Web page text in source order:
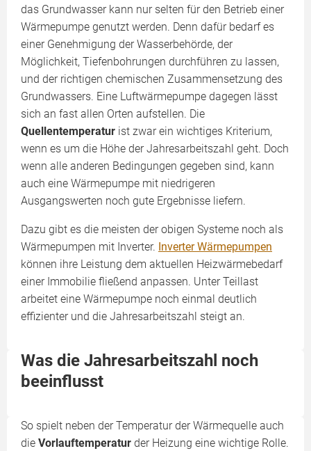
das Grundwasser kann nur selten für den Betrieb einer
Wärmepumpe genutzt werden. Denn dafür bedarf es
einer Genehmigung der Wasserbehörde, der
Möglichkeit, Tiefenbohrungen durchführen zu lassen,
und der richtigen chemischen Zusammensetzung des
Grundwassers. Eine Luftwärmepumpe dagegen lässt
sich an fast allen Orten aufstellen. Die
Quellentemperatur ist zwar ein wichtiges Kriterium,
wenn es um die Höhe der Jahresarbeitszahl geht. Doch
wenn alle anderen Bedingungen gegeben sind, kann
auch eine Wärmepumpe mit niedrigeren
Ausgangswerten noch gute Ergebnisse liefern.
Dazu gibt es die meisten der obigen Systeme noch als
Wärmepumpen mit Inverter. Inverter Wärmepumpen
können ihre Leistung dem aktuellen Heizwärmebedarf
einer Immobilie fließend anpassen. Unter Teillast
arbeitet eine Wärmepumpe noch einmal deutlich
effizienter und die Jahresarbeitszahl steigt an.
Was die Jahresarbeitszahl noch
beeinflusst
So spielt neben der Temperatur der Wärmequelle auch
die Vorlauftemperatur der Heizung eine wichtige Rolle.